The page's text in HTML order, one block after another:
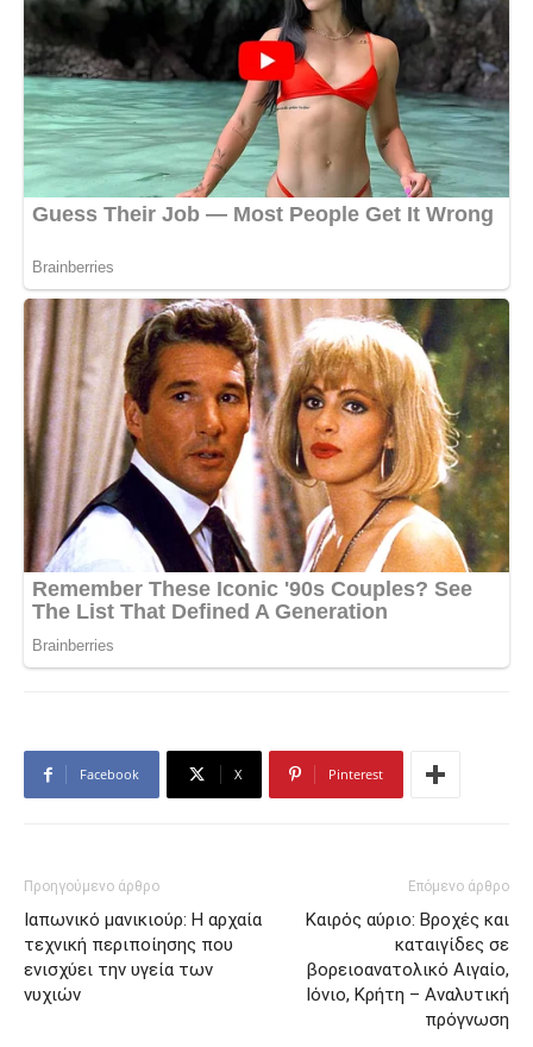
Facebook X Pinterest
Προηγούμενο άρθρο
Ιαπωνικό μανικιούρ: Η αρχαία
τεχνική περιποίησης που
ενισχύει την υγεία των
νυχιών
Επόμενο άρθρο
Καιρός αύριο: Βροχές και
καταιγίδες σε
βορειοανατολικό Αιγαίο,
Ιόνιο, Κρήτη – Αναλυτική
πρόγνωση